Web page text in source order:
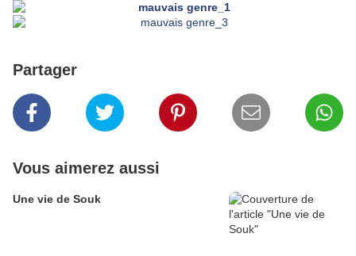
Partager
Vous aimerez aussi
Une vie de Souk